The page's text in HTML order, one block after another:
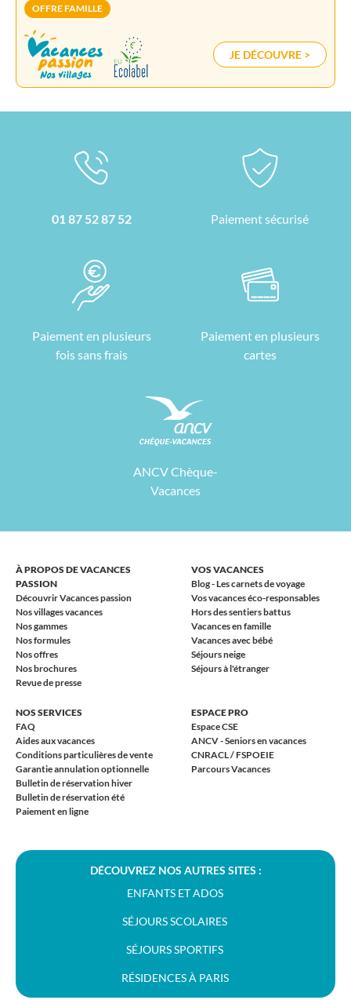
OFFRE FAMILLE
JE DÉCOUVRE >
01 87 52 87 52 Paiement sécurisé
Paiement en plusieurs
fois sans frais
Paiement en plusieurs
cartes
ANCV Chèque-
Vacances
À PROPOS DE VACANCES
PASSION
Découvrir Vacances passion
Nos villages vacances
Nos gammes
Nos formules
Nos offres
Nos brochures
Revue de presse
VOS VACANCES
Blog - Les carnets de voyage
Vos vacances éco-responsables
Hors des sentiers battus
Vacances en famille
Vacances avec bébé
Séjours neige
Séjours à l'étranger
NOS SERVICES
FAQ
Aides aux vacances
Conditions particulières de vente
Garantie annulation optionnelle
Bulletin de réservation hiver
Bulletin de réservation été
Paiement en ligne
ESPACE PRO
Espace CSE
ANCV - Seniors en vacances
CNRACL / FSPOEIE
Parcours Vacances
DÉCOUVREZ NOS AUTRES SITES :
ENFANTS ET ADOS
SÉJOURS SCOLAIRES
SÉJOURS SPORTIFS
RÉSIDENCES À PARIS